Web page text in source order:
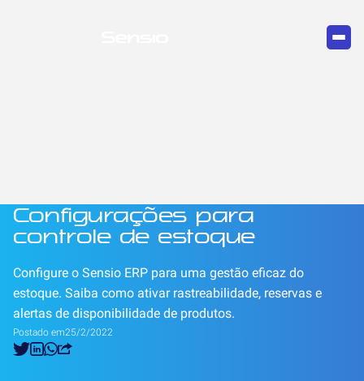
Configurações para
controle de estoque
Configure o Sensio ERP para uma gestão eficaz do
estoque. Saiba como ativar rastreabilidade, reservas e
alertas de disponibilidade de produtos.
Postado em25/2/2022